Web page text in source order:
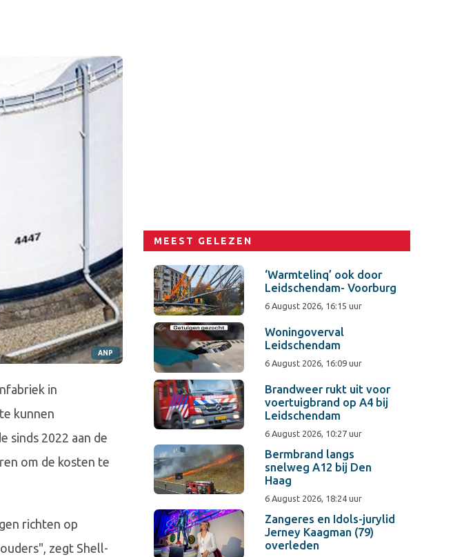
ANP
in
kunnen
sinds 2022 aan de
om de kosten te
richten op
zegt Shell-
MEEST GELEZEN
‘Warmtelinq’ ook door
Leidschendam- Voorburg
6 August 2026, 16:15 uur
Woningoverval
Leidschendam
6 August 2026, 16:09 uur
Brandweer rukt uit voor
voertuigbrand op A4 bij
Leidschendam
6 August 2026, 10:27 uur
Bermbrand langs
snelweg A12 bij Den
Haag
6 August 2026, 18:24 uur
Zangeres en Idols-jurylid
Jerney Kaagman (79)
overleden